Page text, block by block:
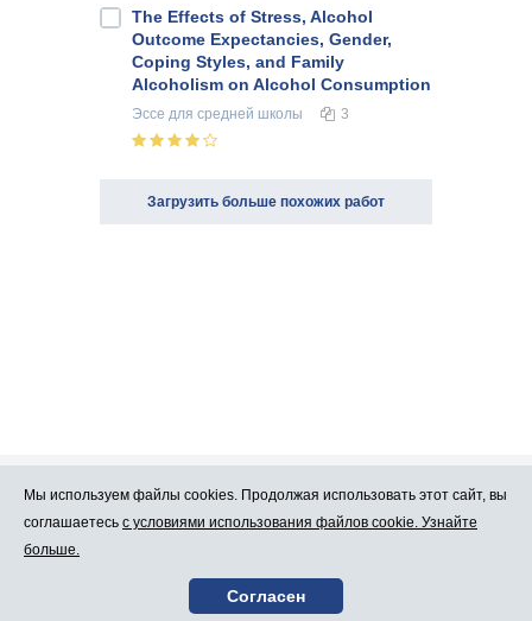
The Effects of Stress, Alcohol
Outcome Expectancies, Gender,
Coping Styles, and Family
Alcoholism on Alcohol Consumption
Эссе для средней школы 3
Загрузить больше похожих работ
Про Atlants.lv Реклама
Контакты
Условия
пользования
Мы используем файлы cookies. Продолжая использовать этот сайт, вы
соглашаетесь с условиями использования файлов cookie. Узнайте
больше.
Согласен